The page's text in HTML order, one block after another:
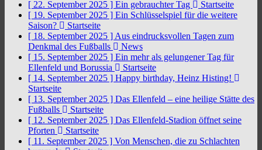
[ 22. September 2025 ] Ein gebrauchter Tag
Startseite
[ 19. September 2025 ] Ein Schlüsselspiel für die weitere
Saison?
Startseite
[ 18. September 2025 ] Aus eindrucksvollen Tagen zum
Denkmal des Fußballs
News
[ 15. September 2025 ] Ein mehr als gelungener Tag für
Ellenfeld und Borussia
Startseite
[ 14. September 2025 ] Happy birthday, Heinz Histing!
Startseite
[ 13. September 2025 ] Das Ellenfeld – eine heilige Stätte des
Fußballs
Startseite
[ 12. September 2025 ] Das Ellenfeld-Stadion öffnet seine
Pforten
Startseite
[ 11. September 2025 ] Von Menschen, die zu Schlachten